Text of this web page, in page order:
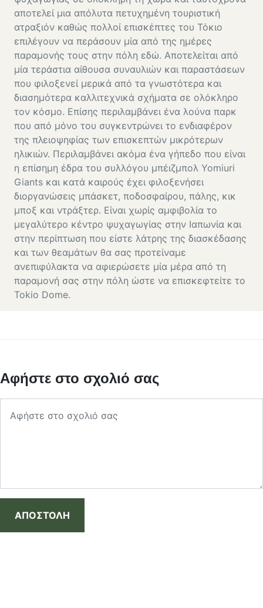
αποτελεί μια απόλυτα πετυχημένη τουριστική
ατραξιόν καθώς πολλοί επισκέπτες του Τόκιο
επιλέγουν να περάσουν μία από της ημέρες
παραμονής τους στην πόλη εδώ. Αποτελείται από
μία τεράστια αίθουσα συναυλιών και παραστάσεων
που φιλοξενεί μερικά από τα γνωστότερα και
διασημότερα καλλιτεχνικά σχήματα σε ολόκληρο
τον κόσμο. Επίσης περιλαμβάνει ένα λούνα παρκ
που από μόνο του συγκεντρώνει το ενδιαφέρον
της πλειοψηφίας των επισκεπτών μικρότερων
ηλικιών. Περιλαμβάνει ακόμα ένα γήπεδο που είναι
η επίσημη έδρα του συλλόγου μπέιζμπολ Yomiuri
Giants και κατά καιρούς έχει φιλοξενήσει
διοργανώσεις μπάσκετ, ποδοσφαίρου, πάλης, κικ
μποξ και ντράξτερ. Είναι χωρίς αμφιβολία το
μεγαλύτερο κέντρο ψυχαγωγίας στην Ιαπωνία και
στην περίπτωση που είστε λάτρης της διασκέδασης
και των θεαμάτων θα σας προτείναμε
ανεπιφύλακτα να αφιερώσετε μία μέρα από τη
παραμονή σας στην πόλη ώστε να επισκεφτείτε το
Tokio Dome.
Αφήστε στο σχολιό σας
ΑΠΟΣΤΟΛΗ